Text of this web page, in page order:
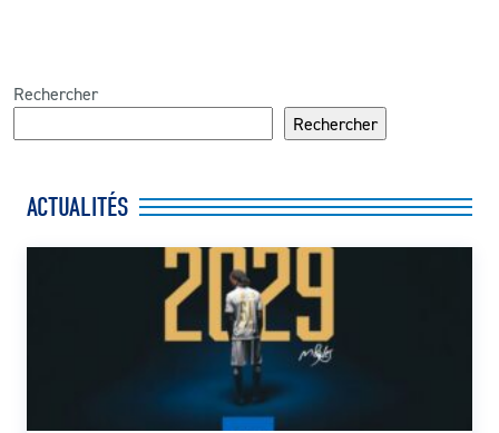
Rechercher
Rechercher
ACTUALITÉS